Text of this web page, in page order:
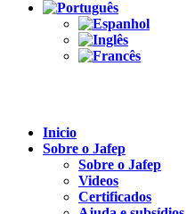
Inicio
Sobre o Jafep
Sobre o Jafep
Videos
Certificados